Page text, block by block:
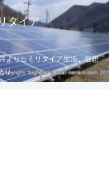
タイア
よりセミリタイア生活。仮想
り